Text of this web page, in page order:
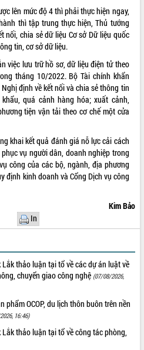
lên mức độ 4 thì phải thực hiện ngay,
thì tập trung thực hiện, Thủ tướng
nối, chia sẻ dữ liệu Cơ sở Dữ liệu quốc
tin, cơ sở dữ liệu.
việc lưu trữ hồ sơ, dữ liệu điện tử theo
tháng 10/2022. Bộ Tài chính khẩn
định về kết nối và chia sẻ thông tin
quá cảnh hàng hóa; xuất cảnh,
tiện vận tải theo cơ chế một cửa
khai kết quả đánh giá nỗ lực cải cách
vụ người dân, doanh nghiệp trong
công của các bộ, ngành, địa phương
định kinh doanh và Cổng Dịch vụ công
Kim Bảo
In
thảo luận tại tổ về các dự án luật về
chuyển giao công nghệ (07/08/2026,
phẩm OCOP, du lịch thôn buôn trên nền
16:46)
thảo luận tại tổ về công tác phòng,